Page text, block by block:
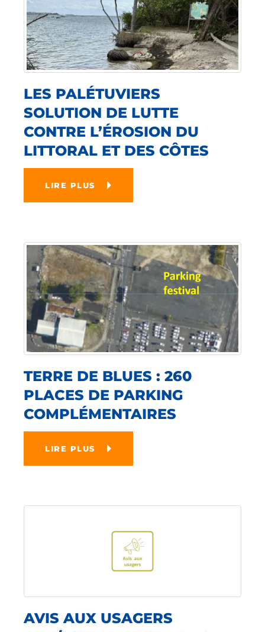
LES PALÉTUVIERS
SOLUTION DE LUTTE
CONTRE L’ÉROSION DU
LITTORAL ET DES CÔTES
LIRE PLUS
TERRE DE BLUES : 260
PLACES DE PARKING
COMPLÉMENTAIRES
LIRE PLUS
AVIS AUX USAGERS